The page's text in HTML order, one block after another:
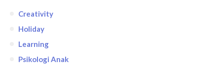
Creativity
Holiday
Learning
Psikologi Anak